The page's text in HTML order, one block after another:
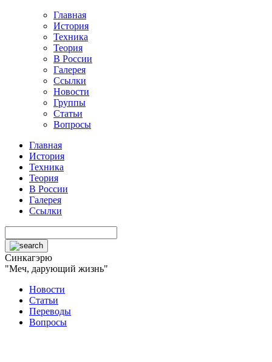
Главная
История
Техника
Теория
В России
Галерея
Ссылки
Новости
Группы
Статьи
Вопросы
Главная
История
Техника
Теория
В России
Галерея
Ссылки
Синкагэрю
"Меч, дарующий жизнь"
Новости
Статьи
Переводы
Вопросы